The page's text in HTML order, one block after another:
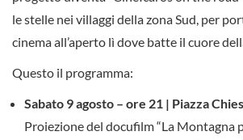
le stelle nei villaggi della zona Sud, per
cinema all’aperto lì dove batte il cuore
Questo il programma:
Sabato 9 agosto – ore 21 | Piazza
Proiezione del docufilm “La Montagna